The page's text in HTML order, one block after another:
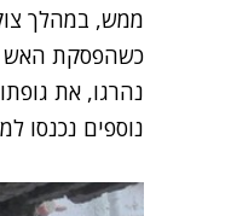
ממש, במהלך
כשהפסקת האש
נהרגו, את
נוספים נכנסו